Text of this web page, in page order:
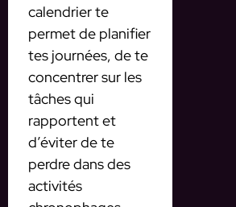
calendrier te
permet de planifier
tes journées, de te
concentrer sur les
tâches qui
rapportent et
d’éviter de te
perdre dans des
activités